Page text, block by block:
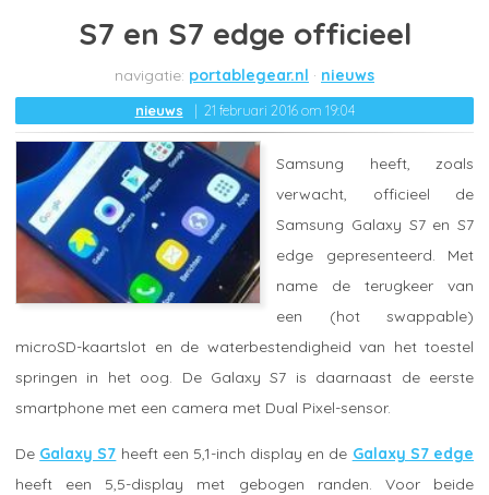
S7 en S7 edge officieel
portablegear.nl nieuws
nieuws 21 februari 2016 om 19:04
Samsung heeft, zoals
verwacht, officieel de
Samsung Galaxy S7 en S7
edge gepresenteerd. Met
name de terugkeer van
een (hot swappable)
microSD-kaartslot en de waterbestendigheid van het toestel
springen in het oog. De Galaxy S7 is daarnaast de eerste
smartphone met een camera met Dual Pixel-sensor.
De Galaxy S7 heeft een 5,1-inch display en de Galaxy S7 edge
heeft een 5,5-display met gebogen randen. Voor beide